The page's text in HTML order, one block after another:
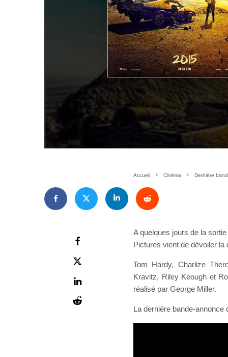
Accueil Cinéma Dernière
A quelques jours de la
Pictures vient de dévoiler
Tom Hardy, Charlize
Kravitz, Riley Keough et
réalisé par George Miller.
La dernière bande-annonce